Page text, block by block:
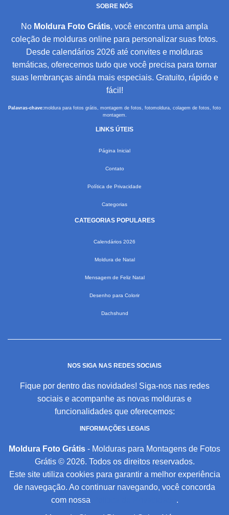
SOBRE NÓS
No Moldura Foto Grátis, você encontra uma ampla
coleção de molduras online para personalizar suas fotos.
Desde calendários 2026 até convites e molduras
temáticas, oferecemos tudo que você precisa para tornar
suas lembranças ainda mais especiais. Gratuito, rápido e
fácil!
Palavras-chave:moldura para fotos grátis, montagem de fotos, fotomoldura, colagem de fotos, foto
montagem.
LINKS ÚTEIS
Página Inicial
Contato
Política de Privacidade
Categorias
CATEGORIAS POPULARES
Calendários 2026
Moldura de Natal
Mensagem de Feliz Natal
Desenho para Colorir
Dachshund
NOS SIGA NAS REDES SOCIAIS
Fique por dentro das novidades! Siga-nos nas redes
sociais e acompanhe as novas molduras e
funcionalidades que oferecemos:
INFORMAÇÕES LEGAIS
Moldura Foto Grátis - Molduras para Montagens de Fotos
Grátis © 2026. Todos os direitos reservados.
Este site utiliza cookies para garantir a melhor experiência
de navegação. Ao continuar navegando, você concorda
com nossa
.